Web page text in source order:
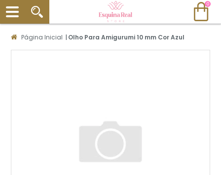
0
Página Inicial | Olho Para Amigurumi 10 mm Cor Azul